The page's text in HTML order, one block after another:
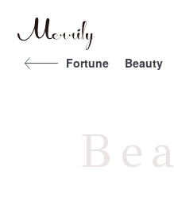
Other Fortune Beauty